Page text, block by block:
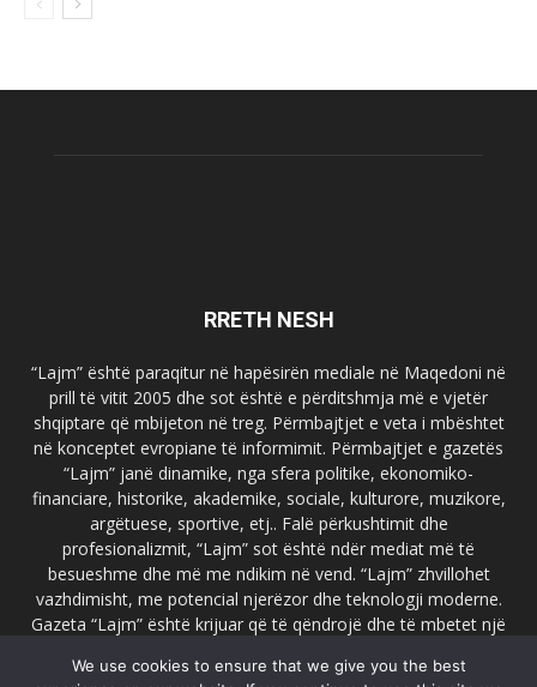
RRETH NESH
“Lajm” është paraqitur në hapësirën mediale në Maqedoni në
prill të vitit 2005 dhe sot është e përditshmja më e vjetër
shqiptare që mbijeton në treg. Përmbajtjet e veta i mbështet
në konceptet evropiane të informimit. Përmbajtjet e gazetës
“Lajm” janë dinamike, nga sfera politike, ekonomiko-
financiare, historike, akademike, sociale, kulturore, muzikore,
argëtuese, sportive, etj.. Falë përkushtimit dhe
profesionalizmit, “Lajm” sot është ndër mediat më të
besueshme dhe më me ndikim në vend. “Lajm” zhvillohet
vazhdimisht, me potencial njerëzor dhe teknologji moderne.
Gazeta “Lajm” është krijuar që të qëndrojë dhe të mbetet një
faqja zyrtare e gazetës “Lajm”, www.lajmpress.org është një
We use cookies to ensure that we give you the best